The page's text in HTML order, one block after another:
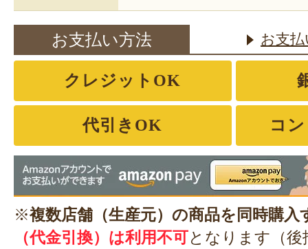
お支払い方法 お支
クレジットOK
代引きOK コ
※複数店舗（生産元）の商品を同時購入
（代金引換）は利用不可 となります（